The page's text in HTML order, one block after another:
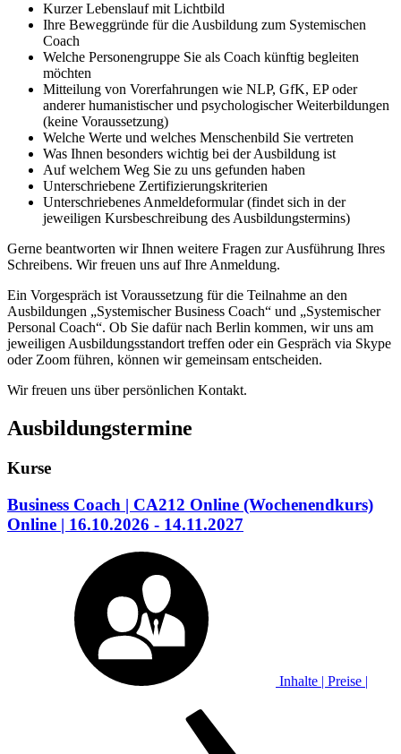
Kurzer Lebenslauf mit Lichtbild
Ihre Beweggründe für die Ausbildung zum Systemischen
Coach
Welche Personengruppe Sie als Coach künftig begleiten
möchten
Mitteilung von Vorerfahrungen wie NLP, GfK, EP oder
anderer humanistischer und psychologischer Weiterbildungen
(keine Voraussetzung)
Welche Werte und welches Menschenbild Sie vertreten
Was Ihnen besonders wichtig bei der Ausbildung ist
Auf welchem Weg Sie zu uns gefunden haben
Unterschriebene Zertifizierungskriterien
Unterschriebenes Anmeldeformular (findet sich in der
jeweiligen Kursbeschreibung des Ausbildungstermins)
Gerne beantworten wir Ihnen weitere Fragen zur Ausführung Ihres
Schreibens. Wir freuen uns auf Ihre Anmeldung.
Ein Vorgespräch ist Voraussetzung für die Teilnahme an den
Ausbildungen „Systemischer Business Coach“ und „Systemischer
Personal Coach“. Ob Sie dafür nach Berlin kommen, wir uns am
jeweiligen Ausbildungsstandort treffen oder ein Gespräch via Skype
oder Zoom führen, können wir gemeinsam entscheiden.
Wir freuen uns über persönlichen Kontakt.
Ausbildungstermine
Kurse
Business Coach | CA212 Online (Wochenendkurs)
Online | 16.10.2026 - 14.11.2027
Inhalte | Preise |